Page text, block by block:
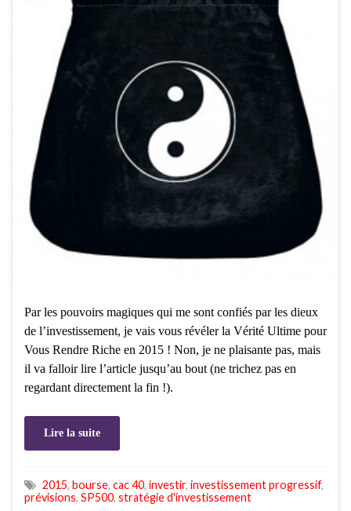
Par les pouvoirs magiques qui me sont confiés par les dieux
de l’investissement, je vais vous révéler la Vérité Ultime pour
Vous Rendre Riche en 2015 ! Non, je ne plaisante pas, mais
il va falloir lire l’article jusqu’au bout (ne trichez pas en
regardant directement la fin !).
Lire la suite
2015, bourse, cac 40, investir, investissement progressif,
prévisions, SP500, stratégie d'investissement